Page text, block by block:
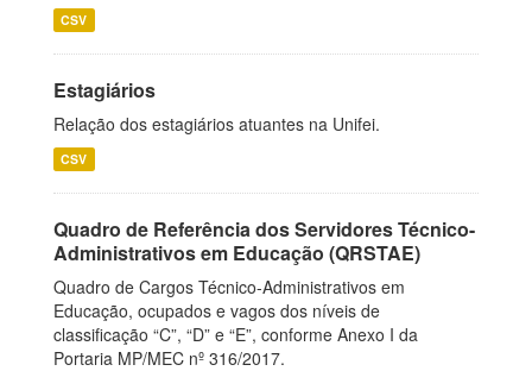
CSV
Estagiários
Relação dos estagiários atuantes na Unifei.
CSV
Quadro de Referência dos Servidores Técnico-
Administrativos em Educação (QRSTAE)
Quadro de Cargos Técnico-Administrativos em
Educação, ocupados e vagos dos níveis de
classificação “C”, “D” e “E”, conforme Anexo I da
Portaria MP/MEC nº 316/2017.